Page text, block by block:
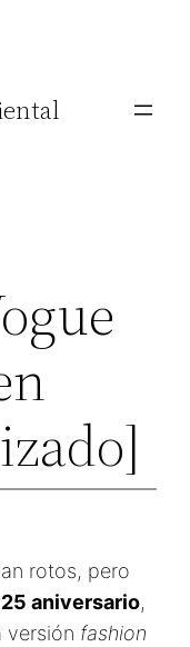
rotos, pero
25 aniversario,
versión fashion